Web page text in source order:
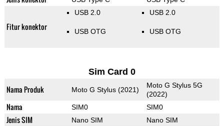
Fitur konektor
USB 2.0
USB OTG
USB 2.0
USB OTG
Sim Card 0
Nama Produk Moto G Stylus (2021)
Moto G Stylus 5G
(2022)
Nama SIM0 SIM0
Jenis SIM Nano SIM Nano SIM